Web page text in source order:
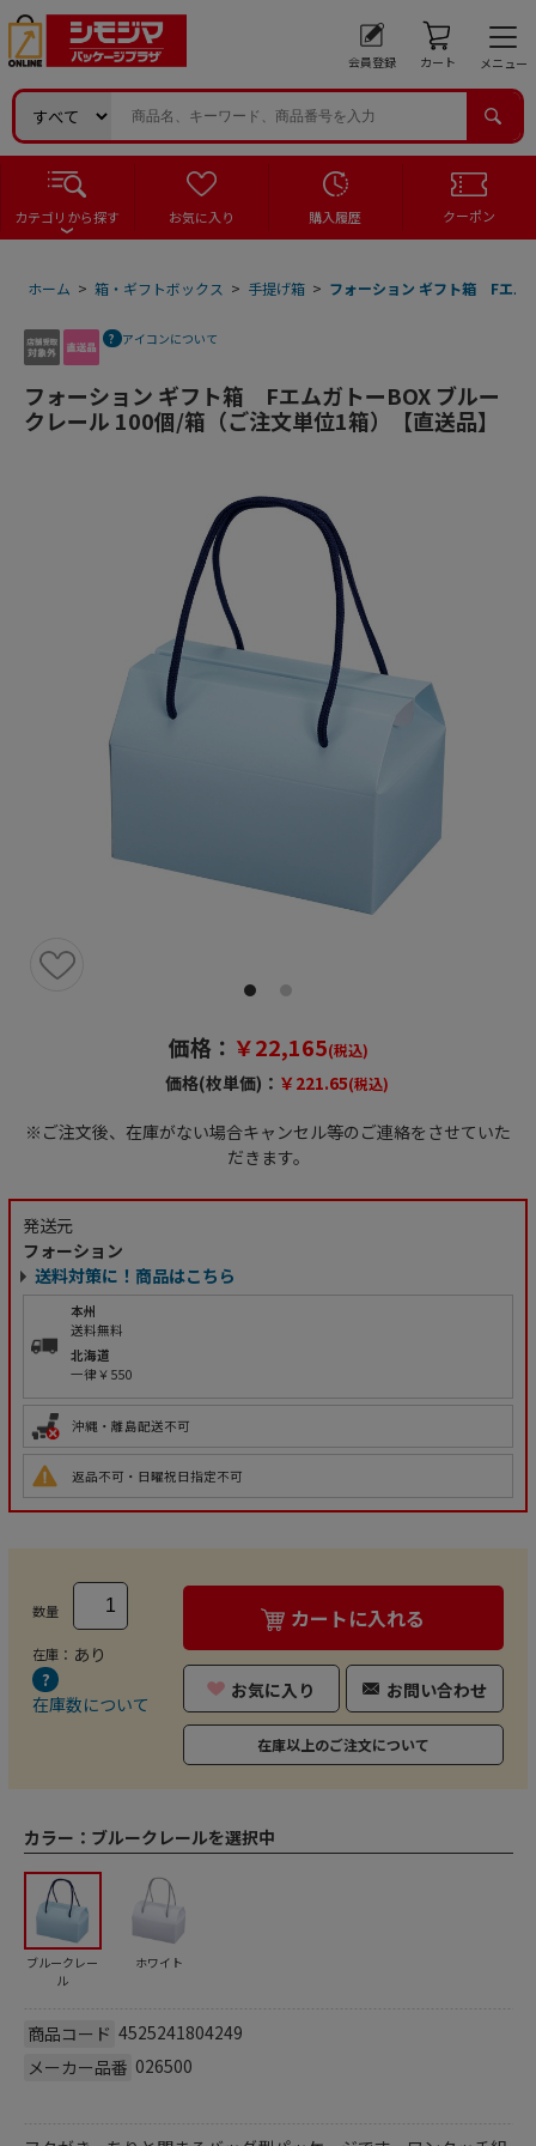
会員登録 カート メニュー
カテゴリから探す お気に入り 購入履歴 クーポン
ホーム > 箱・ギフトボックス > 手提げ箱 > フォーション ギフト箱 Fエム
アイコンについて
フォーション ギフト箱 FエムガトーBOX ブルー
クレール 100個/箱（ご注文単位1箱）【直送品】
価格： ￥22,165(税込)
価格(枚単価)： ￥221.65(税込)
※ご注文後、在庫がない場合キャンセル等のご連絡をさせていた
だきます。
発送元
フォーション
送料対策に！商品はこちら
本州
送料無料
北海道
一律￥550
沖縄・離島配送不可
返品不可・日曜祝日指定不可
数量
在庫： あり
在庫数について
カートに入れる
お気に入り お問い合わせ
在庫以上のご注文について
カラー： ブルークレールを選択中
ブルークレー
ル
ホワイト
商品コード 4525241804249
メーカー品番 026500